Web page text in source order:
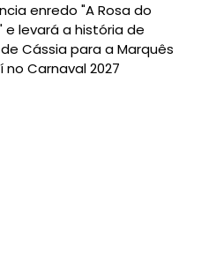
enredo "A Rosa do
e levará a história de
Cássia para a Marquês
no Carnaval 2027